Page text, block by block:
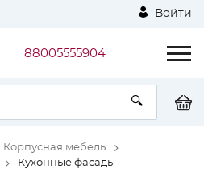
Войти
88005555904
Корпусная мебель
Кухонные фасады